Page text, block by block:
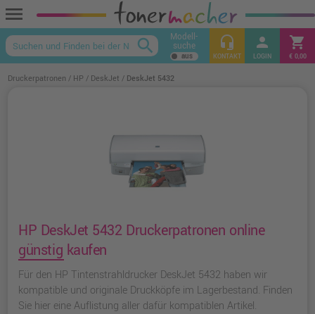
menu
keyboard_arrow_up
search Modell-
suche headset_mic
KONTAKT
person
LOGIN
shopping_cart
€ 0,00
Druckerpatronen HP DeskJet DeskJet 5432
HP DeskJet 5432 Druckerpatronen online
günstig kaufen
Für den HP Tintenstrahldrucker DeskJet 5432 haben wir
kompatible und originale Druckköpfe im Lagerbestand. Finden
Sie hier eine Auflistung aller dafür kompatiblen Artikel.